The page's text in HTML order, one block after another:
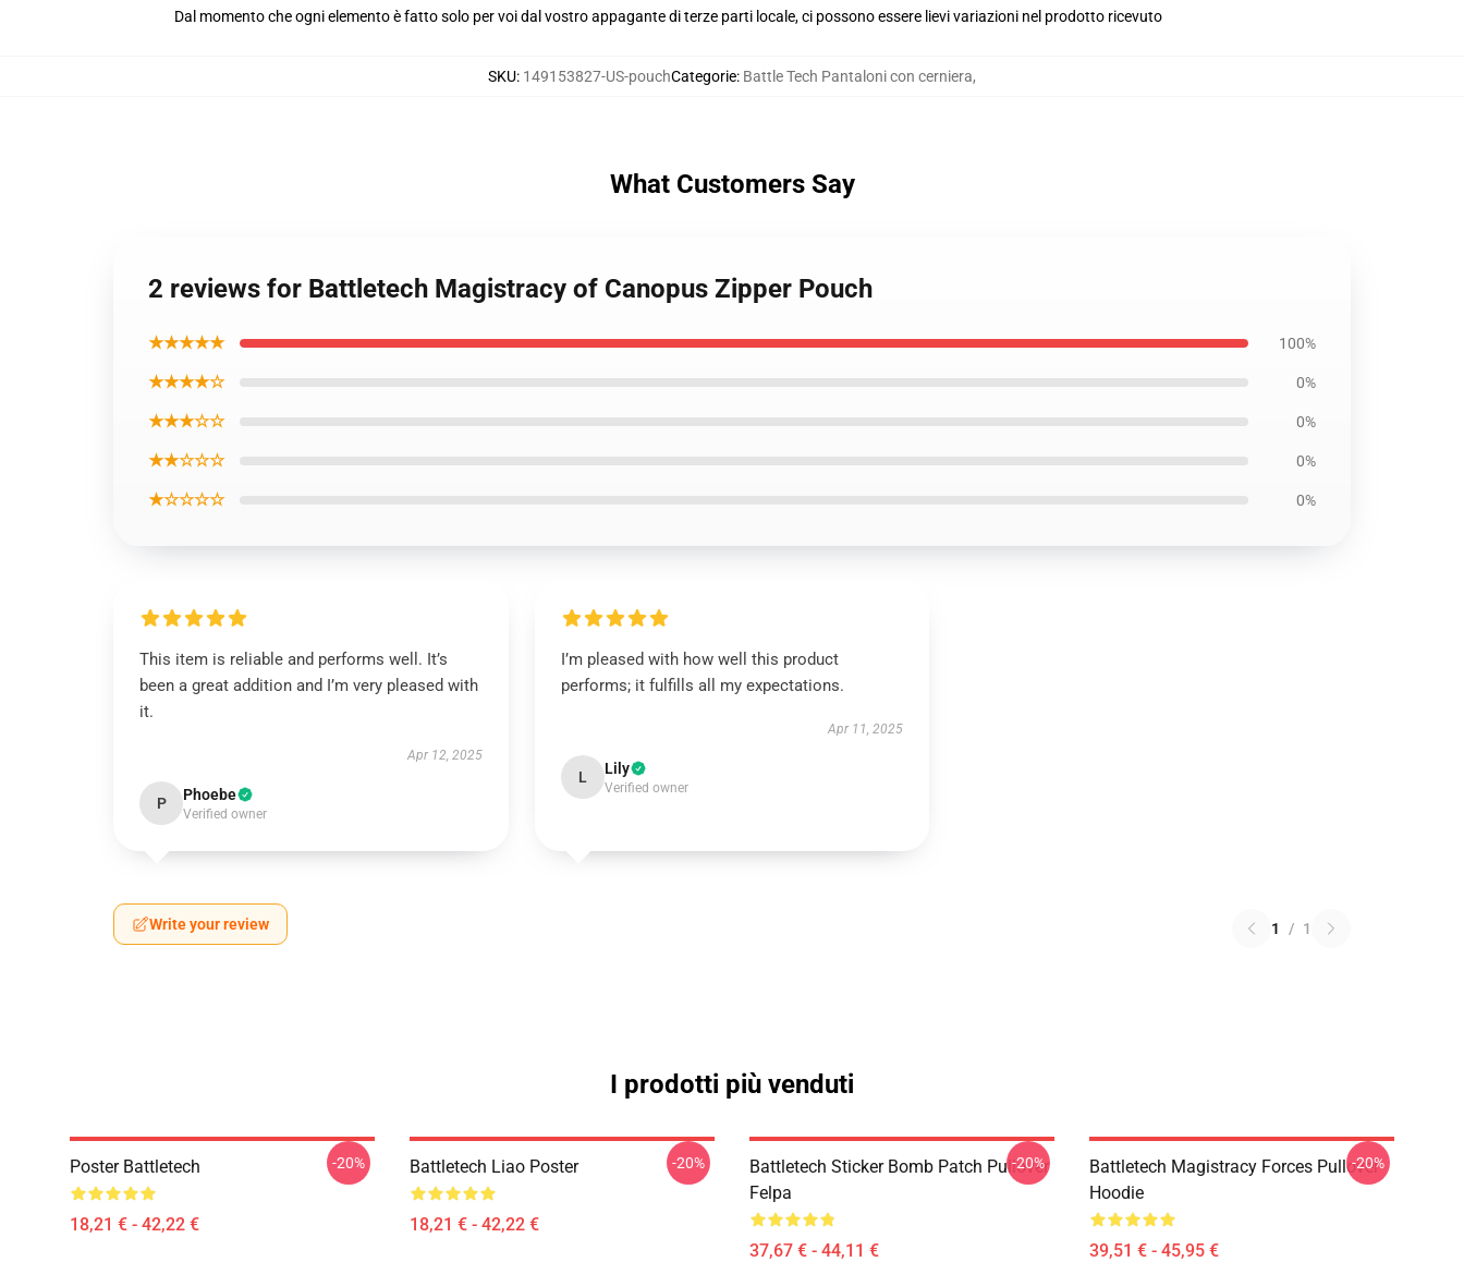
Dal momento che ogni elemento è fatto solo per voi dal vostro appagante di terze parti locale, ci possono essere lievi variazioni nel prodotto ricevuto
SKU: 149153827-US-pouchCategorie: Battle Tech Pantaloni con cerniera,
What Customers Say
2 reviews for Battletech Magistracy of Canopus Zipper Pouch
★★★★★ 100%
★★★★☆ 0%
★★★☆☆ 0%
★★☆☆☆ 0%
★☆☆☆☆ 0%
This item is reliable and performs well. It’s
been a great addition and I’m very pleased with
it.
Apr 12, 2025
P Phoebe
Verified owner
I’m pleased with how well this product
performs; it fulfills all my expectations.
Apr 11, 2025
L Lily
Verified owner
Write your review 1 / 1
I prodotti più venduti
Poster Battletech
18,21 € - 42,22 €
-20% Battletech Liao Poster
18,21 € - 42,22 €
-20%
Battletech Sticker Bomb Patch Pullover
Felpa
37,67 € - 44,11 €
-20%
Battletech Magistracy Forces Pullover
Hoodie
39,51 € - 45,95 €
-20%